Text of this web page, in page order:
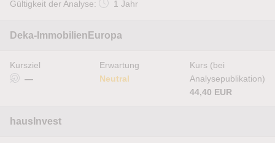
Gültigkeit der Analyse:
1 Jahr
Deka-ImmobilienEuropa
Kursziel
—
Erwartung
Neutral
Kurs (bei
Analysepublikation)
44,40 EUR
hausInvest